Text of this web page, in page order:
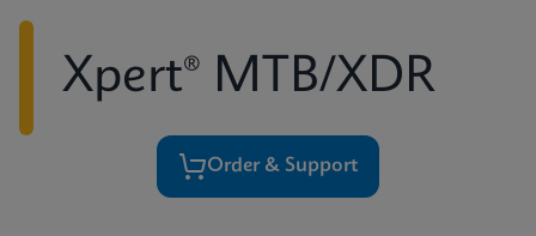
Xpert® MTB/XDR
Order & Support